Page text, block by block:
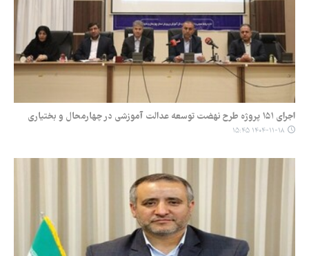
اجرای ۱۵۱ پروژه طرح نهضت توسعه عدالت آموزشی در چهارمحال و بختیاری
۱۴۰۴-۱۱-۱۸ ۱۵:۴۵